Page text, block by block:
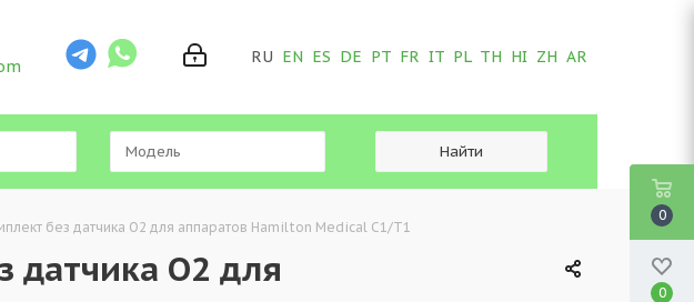
RU EN ES DE PT FR IT PL TH HI ZH AR
без датчика O2 для аппаратов Hamilton Medical C1/T1
датчика O2 для
0
0